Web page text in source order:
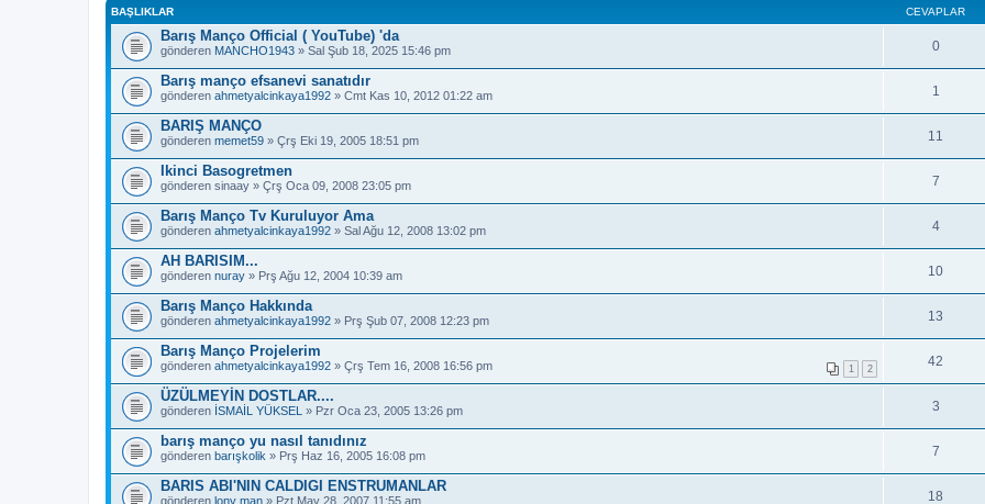
BAŞLIKLAR CEVAPLAR
Barış Manço Official ( YouTube) 'da
gönderen MANCHO1943 » Sal Şub 18, 2025 15:46 pm 0
Barış manço efsanevi sanatıdır
gönderen ahmetyalcinkaya1992 » Cmt Kas 10, 2012 01:22 am 1
BARIŞ MANÇO
gönderen memet59 » Çrş Eki 19, 2005 18:51 pm 11
Ikinci Basogretmen
gönderen sinaay » Çrş Oca 09, 2008 23:05 pm 7
Barış Manço Tv Kuruluyor Ama
gönderen ahmetyalcinkaya1992 » Sal Ağu 12, 2008 13:02 pm 4
AH BARISIM...
gönderen nuray » Prş Ağu 12, 2004 10:39 am 10
Barış Manço Hakkında
gönderen ahmetyalcinkaya1992 » Prş Şub 07, 2008 12:23 pm 13
Barış Manço Projelerim
1 2
gönderen ahmetyalcinkaya1992 » Çrş Tem 16, 2008 16:56 pm 42
ÜZÜLMEYİN DOSTLAR....
gönderen İSMAİL YÜKSEL » Pzr Oca 23, 2005 13:26 pm 3
barış manço yu nasıl tanıdınız
gönderen barışkolik » Prş Haz 16, 2005 16:08 pm 7
BARIS ABI'NIN CALDIGI ENSTRUMANLAR
gönderen lony man » Pzt May 28, 2007 11:55 am 18